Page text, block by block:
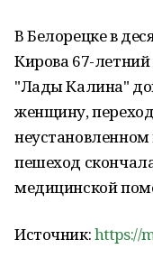
В Белорецке в
Кирова 67-
"Лады Калина"
женщину,
неустановленном
пешеход
медицинской
Источник:https://